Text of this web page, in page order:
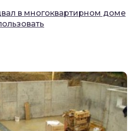
в многоквартирном доме